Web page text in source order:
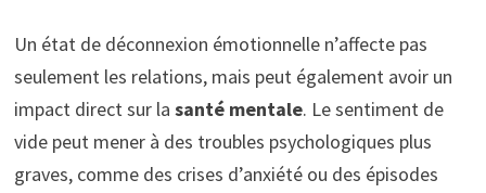
Un état de déconnexion émotionnelle n’affecte pas
seulement les relations, mais peut également avoir un
impact direct sur la santé mentale. Le sentiment de
vide peut mener à des troubles psychologiques plus
graves, comme des crises d’anxiété ou des épisodes